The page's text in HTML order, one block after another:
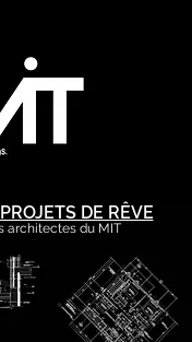
DE RÊVE
architectes du MIT